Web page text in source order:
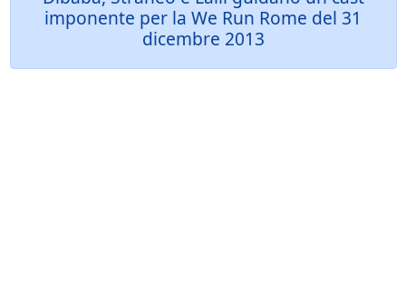
imponente per la We Run Rome del 31
dicembre 2013